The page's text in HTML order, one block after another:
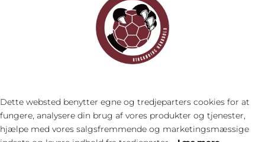
Dette websted benytter egne og tredjeparters cookies for at
fungere, analysere din brug af vores produkter og tjenester,
hjælpe med vores salgsfremmende og marketingsmæssige